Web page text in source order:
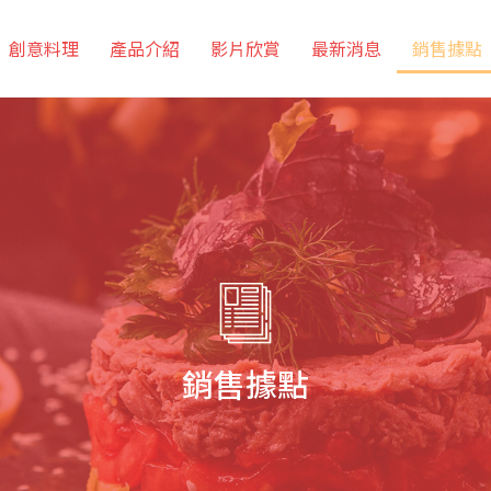
創意料理 產品介紹 影片欣賞 最新消息 銷售據點
銷售據點